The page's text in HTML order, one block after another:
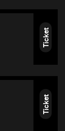
Ticket
Ticket